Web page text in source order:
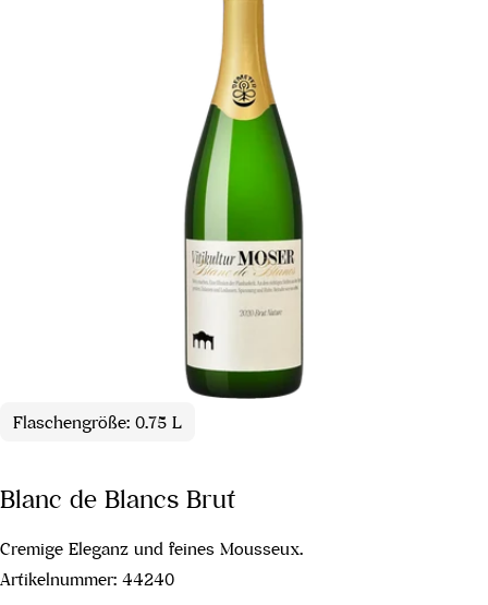
Flaschengröße: 0.75 L
Blanc de Blancs Brut
Cremige Eleganz und feines Mousseux.
Artikelnummer: 44240